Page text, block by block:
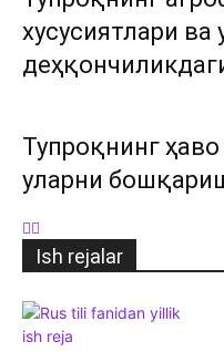
хусусиятлари ва
Тупроқнинг
уларни
Ish rejalar